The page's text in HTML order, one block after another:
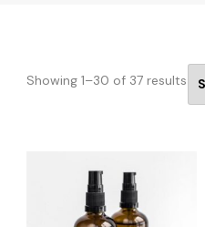
Showing 1–30 of 37 results